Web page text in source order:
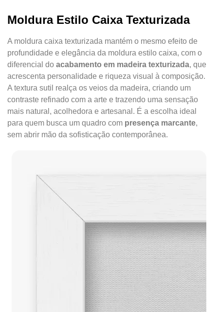
Moldura Estilo Caixa Texturizada
A moldura caixa texturizada mantém o mesmo efeito de
profundidade e elegância da moldura estilo caixa, com o
diferencial do acabamento em madeira texturizada, que
acrescenta personalidade e riqueza visual à composição.
A textura sutil realça os veios da madeira, criando um
contraste refinado com a arte e trazendo uma sensação
mais natural, acolhedora e artesanal. É a escolha ideal
para quem busca um quadro com presença marcante,
sem abrir mão da sofisticação contemporânea.